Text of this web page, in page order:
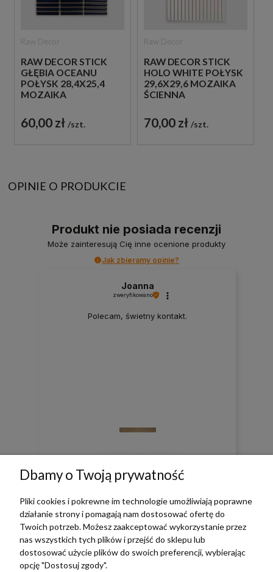
RAW DECOR STICK
GŁĘBIA OCEANU
POŁYSK 28,4X25,4
MOZAIKA
60,00 zł szt.
RAW DECOR STICK
HOLO WHITE POŁYSK
29,6X29,6 MOZAIKA
ŚCIENNA
70,00 zł szt.
OPINIE O PRODUKCIE
Produkt nie posiada recenzji
Może zainteresują Cię inne ocenione produkty
Jak zbieramy opinie?
Joanna
zweryfikowano
Polecam, świetny kontakt.
zebranych i zweryfikowanych przez
Dbamy o Twoją prywatność
Pliki cookies i pokrewne im technologie umożliwiają poprawne
działanie strony i pomagają nam dostosować ofertę do
Twoich potrzeb. Możesz zaakceptować wykorzystanie przez
nas wszystkich tych plików i przejść do sklepu lub
dostosować użycie plików do swoich preferencji, wybierając
opcję "Dostosuj zgody".